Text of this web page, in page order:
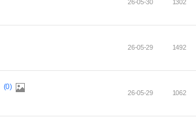
26-05-30 1302
26-05-29 1492
(0)
26-05-29 1062